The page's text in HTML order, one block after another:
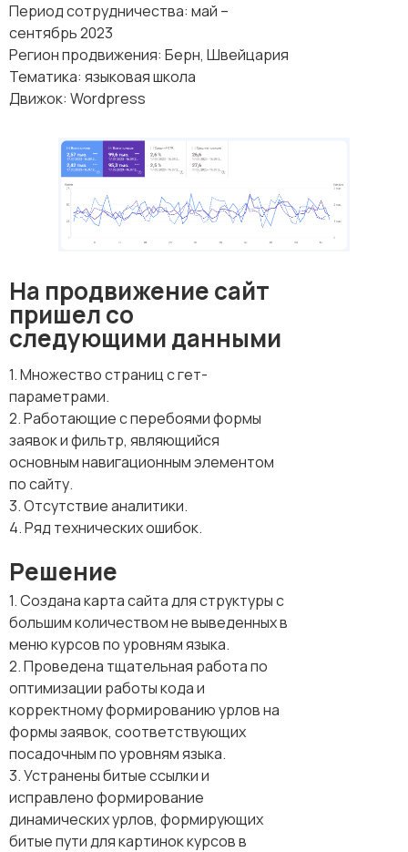
Период сотрудничества: май –
сентябрь 2023
Регион продвижения: Берн, Швейцария
Тематика: языковая школа
Движок: Wordpress
На продвижение сайт
пришел со
следующими данными
1. Множество страниц с гет-
параметрами.
2. Работающие с перебоями формы
заявок и фильтр, являющийся
основным навигационным элементом
по сайту.
3. Отсутствие аналитики.
4. Ряд технических ошибок.
Решение
1. Создана карта сайта для структуры с
большим количеством не выведенных в
меню курсов по уровням языка.
2. Проведена тщательная работа по
оптимизации работы кода и
корректному формированию урлов на
формы заявок, соответствующих
посадочным по уровням языка.
3. Устранены битые ссылки и
исправлено формирование
динамических урлов, формирующих
битые пути для картинок курсов в